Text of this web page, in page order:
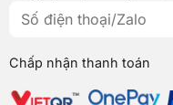
Chấp nhận thanh toán